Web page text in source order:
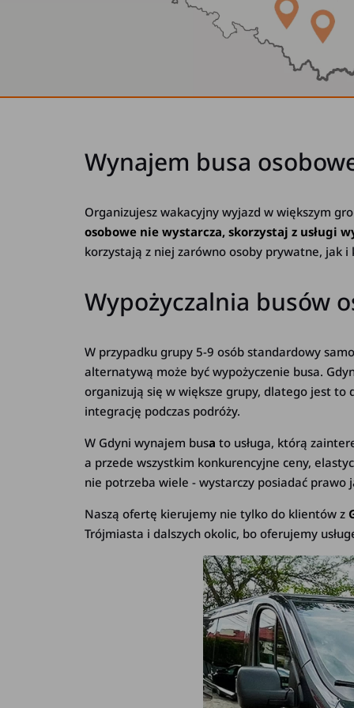
Wynajem busa
Organizujesz wakacyjny wyjazd w większym
osobowe nie wystarcza, skorzystaj z usługi
korzystają z niej zarówno osoby prywatne, jak
Wypożyczalnia busów
W przypadku grupy 5-9 osób standardowy
alternatywą może być wypożyczenie busa.
organizują się w większe grupy, dlatego jest to
integrację podczas podróży.
W Gdyni wynajem busato usługa, którą
a przede wszystkim konkurencyjne ceny,
nie potrzeba wiele - wystarczy posiadać prawo
Naszą ofertę kierujemy nie tylko do klientów z
Trójmiasta i dalszych okolic, bo oferujemy